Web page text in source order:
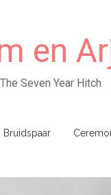
en
The Seven Year Hitch
Bruidspaar